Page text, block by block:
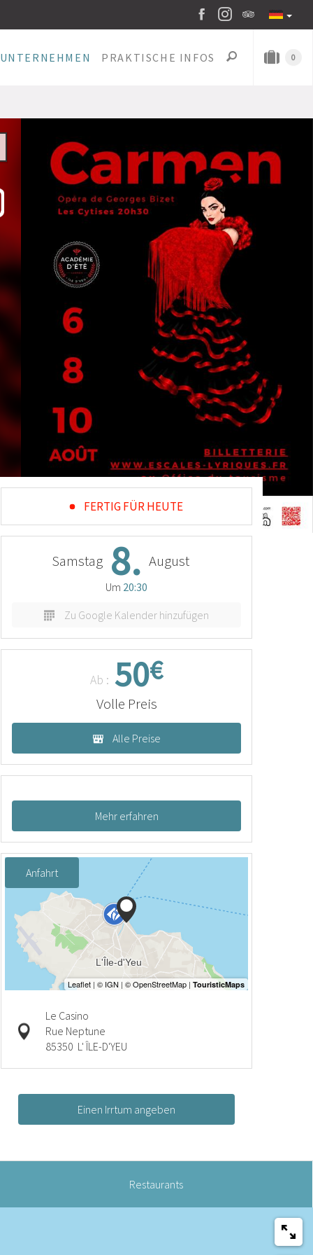
UNTERNEHMEN PRAKTISCHE INFOS 0
FERTIG FÜR HEUTE
Samstag 8. August
Um 20:30
Zu Google Kalender hinzufügen
Ab : 50€
Volle Preis
Alle Preise
Mehr erfahren
Anfahrt
Le Casino
Rue Neptune
85350 L' ÎLE-D'YEU
Einen Irrtum angeben
Restaurants